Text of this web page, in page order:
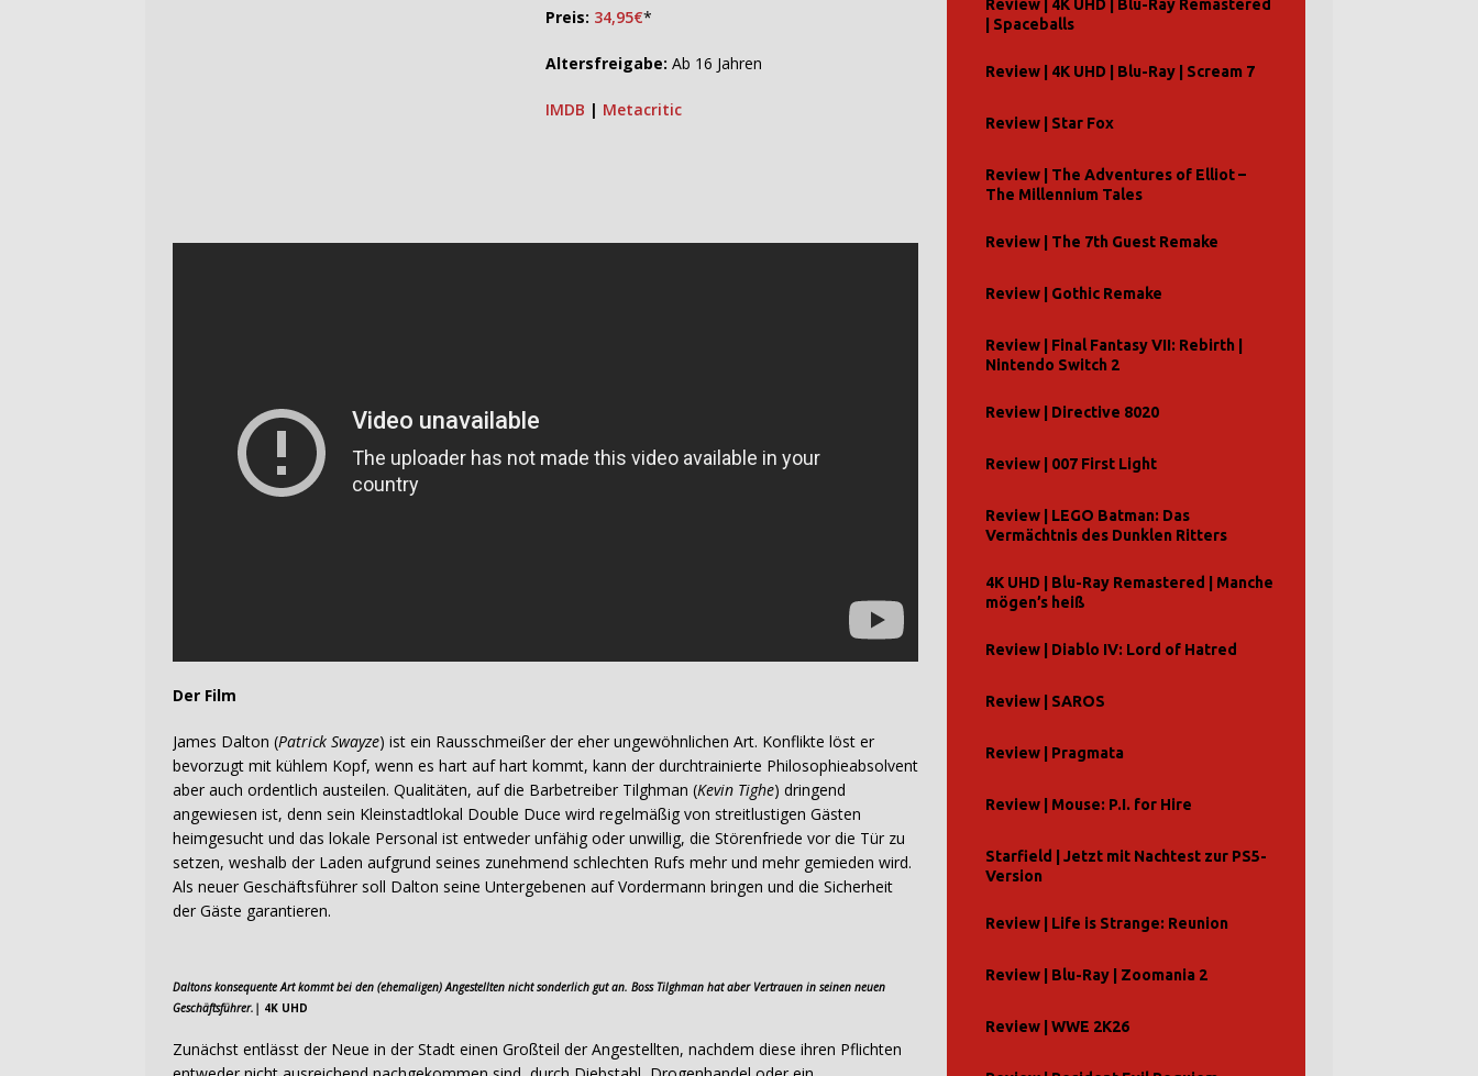
Preis: 34,95€*
Altersfreigabe:Ab 16 Jahren
IMDB | Metacritic
Der Film
James Dalton (Patrick Swayze) ist ein Rausschmeißer der eher ungewöhnlichen Art. Konflikte löst er
bevorzugt mit kühlem Kopf, wenn es hart auf hart kommt, kann der durchtrainierte Philosophieabsolvent
aber auch ordentlich austeilen. Qualitäten, auf die Barbetreiber Tilghman (Kevin Tighe) dringend
angewiesen ist, denn sein Kleinstadtlokal Double Duce wird regelmäßig von streitlustigen Gästen
heimgesucht und das lokale Personal ist entweder unfähig oder unwillig, die Störenfriede vor die Tür zu
setzen, weshalb der Laden aufgrund seines zunehmend schlechten Rufs mehr und mehr gemieden wird.
Als neuer Geschäftsführer soll Dalton seine Untergebenen auf Vordermann bringen und die Sicherheit
der Gäste garantieren.
Daltons konsequente Art kommt bei den (ehemaligen) Angestellten nicht sonderlich gut an. Boss Tilghman hat aber Vertrauen in seinen neuen
Geschäftsführer.| 4K UHD
Zunächst entlässt der Neue in der Stadt einen Großteil der Angestellten, nachdem diese ihren Pflichten
Review | 4K UHD | Blu-Ray Remastered
| Spaceballs
Review | 4K UHD | Blu-Ray | Scream 7
Review | Star Fox
Review | The Adventures of Elliot –
The Millennium Tales
Review | The 7th Guest Remake
Review | Gothic Remake
Review | Final Fantasy VII: Rebirth |
Nintendo Switch 2
Review | Directive 8020
Review | 007 First Light
Review | LEGO Batman: Das
Vermächtnis des Dunklen Ritters
4K UHD | Blu-Ray Remastered | Manche
mögen’s heiß
Review | Diablo IV: Lord of Hatred
Review | SAROS
Review | Pragmata
Review | Mouse: P.I. for Hire
Starfield | Jetzt mit Nachtest zur PS5-
Version
Review | Life is Strange: Reunion
Review | Blu-Ray | Zoomania 2
Review | WWE 2K26